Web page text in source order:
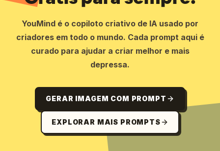
YouMind é o copiloto criativo de IA usado por
criadores em todo o mundo. Cada prompt aqui é
curado para ajudar a criar melhor e mais
depressa.
GERAR IMAGEM COM PROMPT
EXPLORAR MAIS PROMPTS